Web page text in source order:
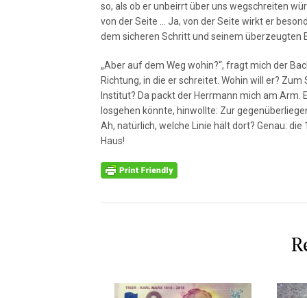
so, als ob er unbeirrt über uns wegschreiten
von der Seite … Ja, von der Seite wirkt er
dem sicheren Schritt und seinem überzeugten
„Aber auf dem Weg wohin?“, fragt mich der
Richtung, in die er schreitet. Wohin will er?
Institut? Da packt der Herrmann mich am Arm.
losgehen könnte, hinwollte: Zur
Ah, natürlich, welche Linie hält dort? Genau:
Haus!